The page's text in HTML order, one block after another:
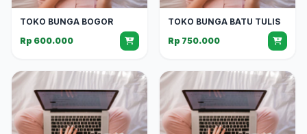
TOKO BUNGA BOGOR
Rp 600.000
TOKO BUNGA BATU TULIS
Rp 750.000